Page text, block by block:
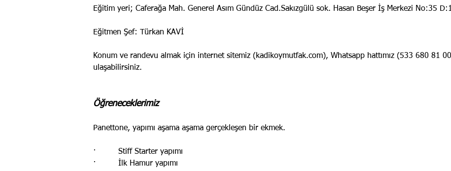
Eğitim yeri; Caferağa Mah. Generel Asım Gündüz Cad.Sakızgülü sok. Hasan Beşer İş Merkezi No:35
Eğitmen Şef: Türkan KAVİ
Konum ve randevu almak için internet sitemiz (kadikoymutfak.com), Whatsapp hattımız (533 680 81
ulaşabilirsiniz.
Öğreneceklerimiz
Panettone, yapımı aşama aşama gerçekleşen bir ekmek.
· Stiff Starter yapımı
· İlk Hamur yapımı